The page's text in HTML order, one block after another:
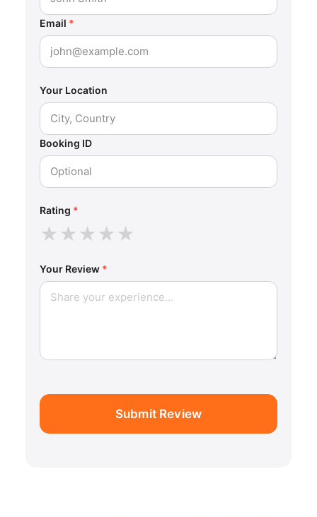
Email *
Your Location
Booking ID
Rating *
★★★★★
Your Review *
Submit Review